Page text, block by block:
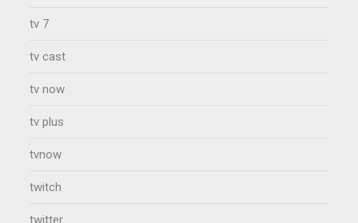
tv 7
tv cast
tv now
tv plus
tvnow
twitch
twitter